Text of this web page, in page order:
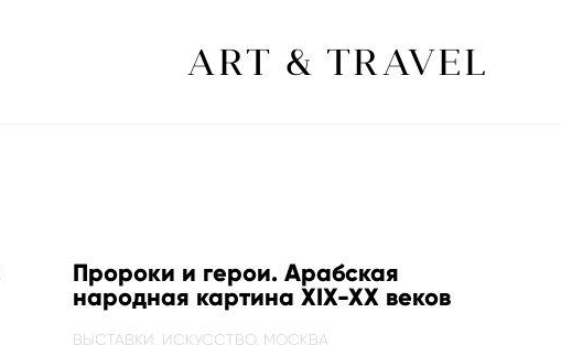
ART & TRAVEL
Пророки и герои. Арабская
народная картина XIX-XX веков
ВЫСТАВКИ, ИСКУССТВО, МОСКВА